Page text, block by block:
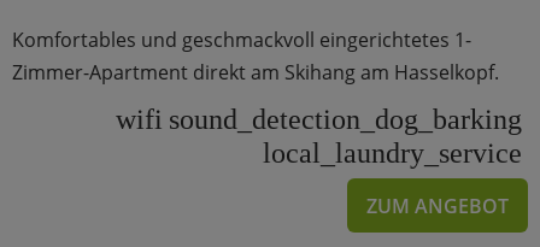
Komfortables und geschmackvoll eingerichtetes 1-
Zimmer-Apartment direkt am Skihang am Hasselkopf.
wifi sound_detection_dog_barking
local_laundry_service
ZUM ANGEBOT